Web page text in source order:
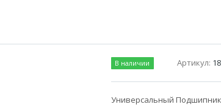
В наличии Артикул:
Универсальный Подшипник